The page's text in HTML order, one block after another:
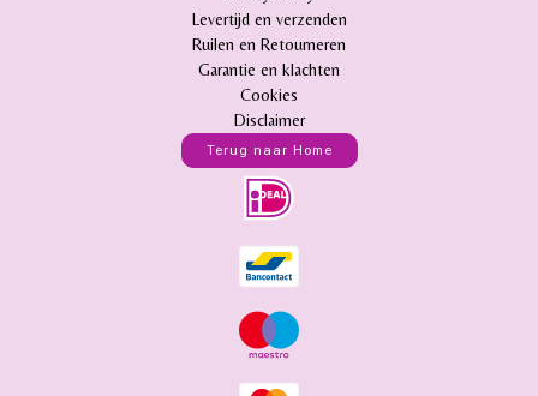
Levertijd en verzenden
Ruilen en Retourneren
Garantie en klachten
Cookies
Disclaimer
Terug naar Home